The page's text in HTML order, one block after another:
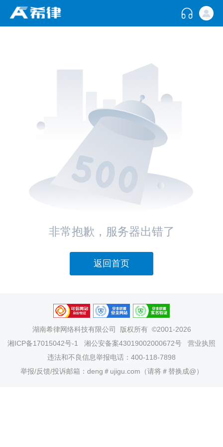
非常抱歉，服务器出错了
返回首页
湖南希律网络科技有限公司
版权所有 ©2001-2026
湘ICP备17015042号-1
湘公安备案43019002000672号
营业执照
违法和不良信息举报电话：400-118-7898
举报/反馈/投诉邮箱：deng＃ujigu.com（请将＃替换成@）